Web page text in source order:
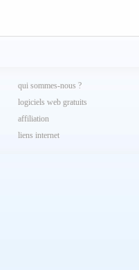
Septembre 2024
Avril 2024
Mars 2024
Février 2024
Janvier 2024
Décembre 2023
Novembre 2023
qui sommes-nous ?
logiciels web gratuits
affiliation
liens internet